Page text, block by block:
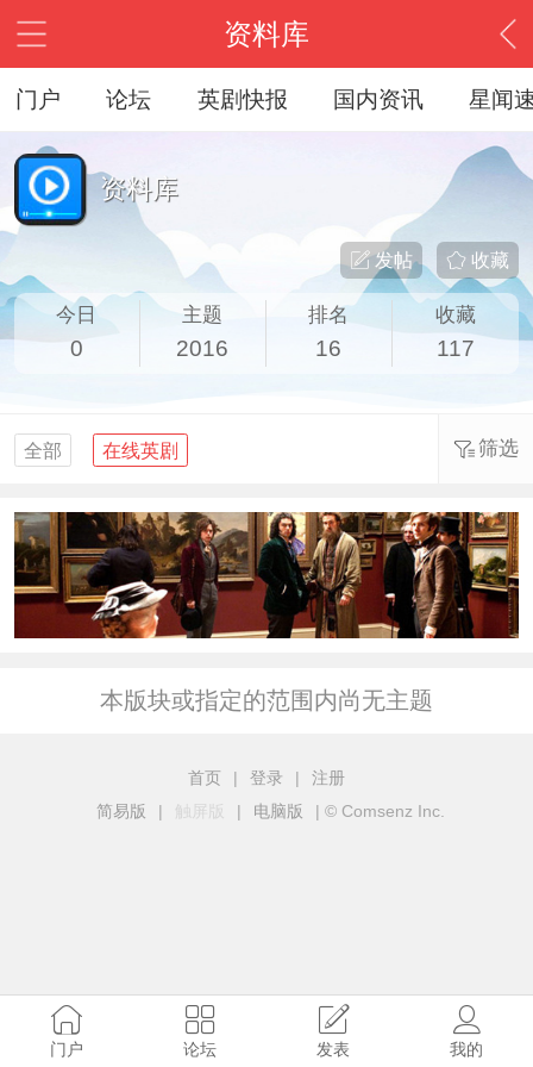
资料库
门户 论坛 英剧快报 国内资讯 星闻
资料库
收藏
发帖
今日
0
主题
2016
排名
16
收藏
117
全部 在线英剧 筛选
本版块或指定的范围内尚无主题
首页 | 登录 |
注册
简易版
| 触屏版 | 电脑版 | © Comsenz Inc.
门户 论坛 发表 我的